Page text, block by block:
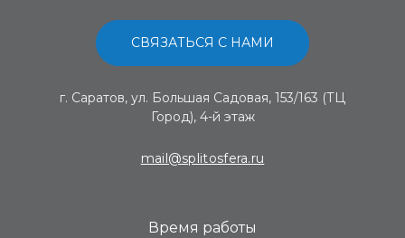
СВЯЗАТЬСЯ С НАМИ
г. Саратов, ул. Большая Садовая, 153/163 (ТЦ
Город), 4-й этаж
mail@splitosfera.ru
Время работы